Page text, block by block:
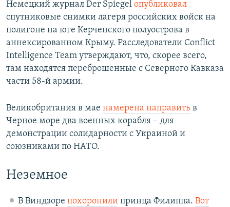
Немецкий журнал Der Spiegel опубликовал
спутниковые снимки лагеря российских войск на
полигоне на юге Керченского полуострова в
аннексированном Крыму. Расследователи Conflict
Intelligence Team утверждают, что, скорее всего,
там находятся переброшенные с Северного Кавказа
части 58-й армии.
Великобритания в мае намерена направить в
Черное море два военных корабля – для
демонстрации солидарности с Украиной и
союзниками по НАТО.
Неземное
В Виндзоре похоронилипринца Филиппа. Вот